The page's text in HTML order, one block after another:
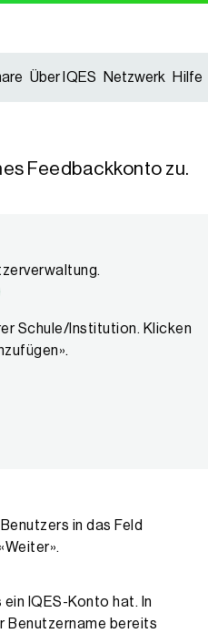
Über IQES Netzwerk Hilfe
Feedbackkonto zu.
Schule/Institution. Klicken
in das Feld
IQES-Konto hat. In
Benutzername bereits